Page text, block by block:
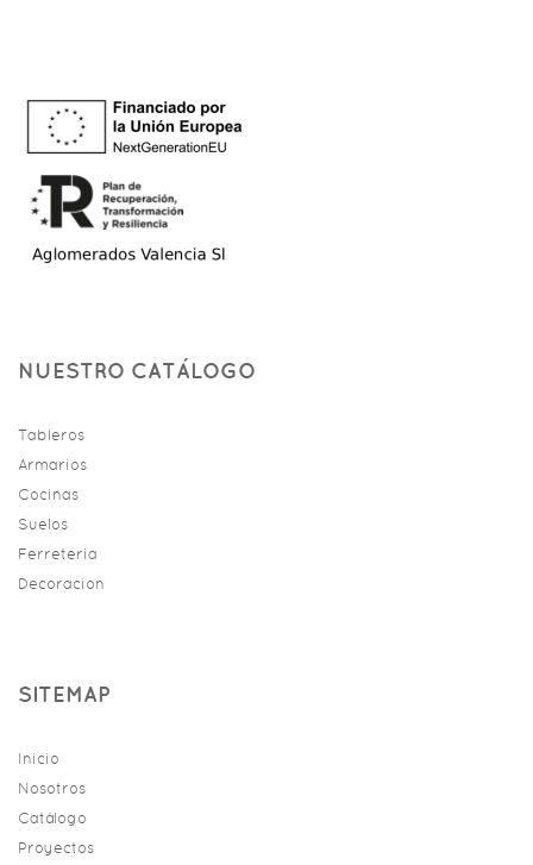
NUESTRO CATÁLOGO
Tableros
Armarios
Cocinas
Suelos
Ferreteria
Decoracion
SITEMAP
Inicio
Nosotros
Catálogo
Proyectos